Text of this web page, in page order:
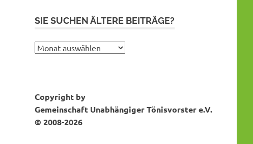
Out of office. Out of drama.
gute Erholung.
#gemeinschaftunabhaengigertönisvorster
#tönisvorst
Video
SIE SUCHEN ÄLTERE BEITRÄGE?
Sie
Copyright by
Gemeinschaft Unabhängiger Tönisvorster e.V.
© 2008-2026